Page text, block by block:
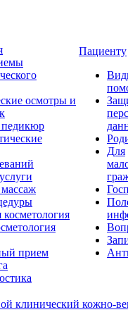
осмотры и
прием
Пациенту
Для